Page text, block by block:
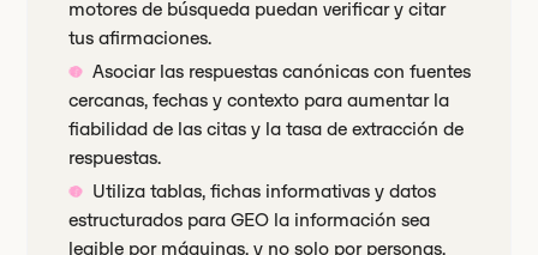
motores de búsqueda puedan verificar y citar
tus afirmaciones.
Asociar las respuestas canónicas con fuentes
cercanas, fechas y contexto para aumentar la
fiabilidad de las citas y la tasa de extracción de
respuestas.
Utiliza tablas, fichas informativas y datos
estructurados para GEO la información sea
legible por máquinas, y no solo por personas.